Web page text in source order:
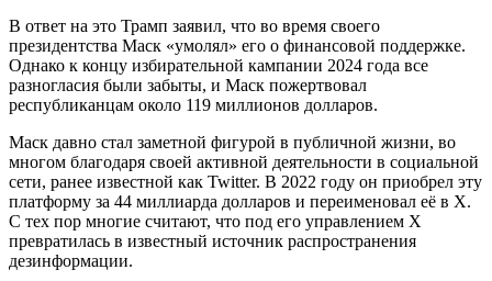
В ответ на это Трамп заявил, что во время своего
президентства Маск «умолял» его о финансовой поддержке.
Однако к концу избирательной кампании 2024 года все
разногласия были забыты, и Маск пожертвовал
республиканцам около 119 миллионов долларов.
Маск давно стал заметной фигурой в публичной жизни, во
многом благодаря своей активной деятельности в социальной
сети, ранее известной как Twitter. В 2022 году он приобрел эту
платформу за 44 миллиарда долларов и переименовал её в X.
С тех пор многие считают, что под его управлением X
превратилась в известный источник распространения
дезинформации.